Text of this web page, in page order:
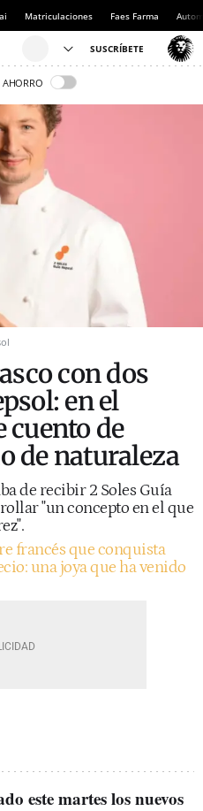
Matriculaciones Faes Farma
con dos
en el
cuento de
de naturaleza
de recibir 2 Soles Guía
"un concepto en el que
francés que conquista
una joya que ha venido
este martes los nuevos